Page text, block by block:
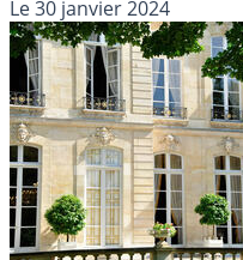
ces années de lutte
courage !
Le30 janvier 2024